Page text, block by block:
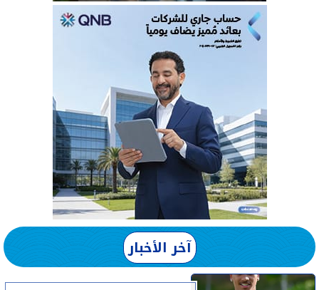
آخر الأخبار